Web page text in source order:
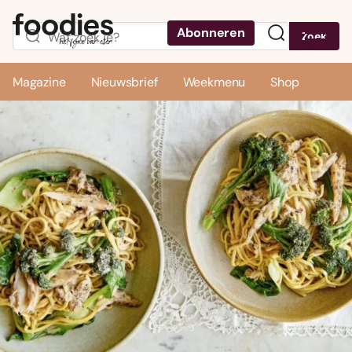
Abonneren Zoek
Magazine Nieuwsbrief Weekmenu Shop